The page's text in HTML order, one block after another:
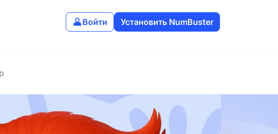
Войти Установить NumBuster